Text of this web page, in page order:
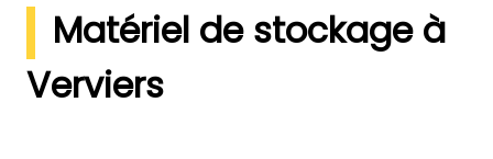
Matériel de stockage à
Verviers